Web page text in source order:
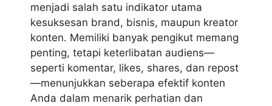
menjadi salah satu indikator utama
kesuksesan brand, bisnis, maupun kreator
konten. Memiliki banyak pengikut memang
penting, tetapi keterlibatan audiens—
seperti komentar, likes, shares, dan repost
—menunjukkan seberapa efektif konten
Anda dalam menarik perhatian dan